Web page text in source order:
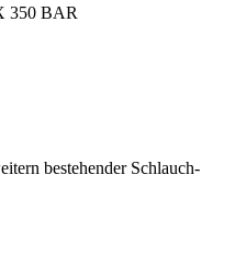
350 BAR
bestehender Schlauch-